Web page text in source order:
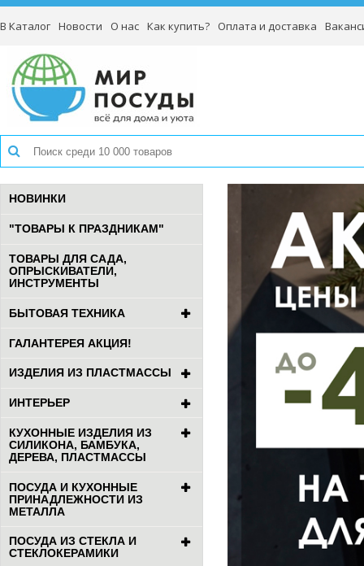
В Каталог Новости О нас Как купить? Оплата и доставка
НОВИНКИ
"ТОВАРЫ К ПРАЗДНИКАМ"
ТОВАРЫ ДЛЯ САДА,
ОПРЫСКИВАТЕЛИ,
ИНСТРУМЕНТЫ
БЫТОВАЯ ТЕХНИКА
ГАЛАНТЕРЕЯ АКЦИЯ!
ИЗДЕЛИЯ ИЗ ПЛАСТМАССЫ
ИНТЕРЬЕР
КУХОННЫЕ ИЗДЕЛИЯ ИЗ
СИЛИКОНА, БАМБУКА,
ДЕРЕВА, ПЛАСТМАССЫ
ПОСУДА И КУХОННЫЕ
ПРИНАДЛЕЖНОСТИ ИЗ
МЕТАЛЛА
ПОСУДА ИЗ СТЕКЛА И
СТЕКЛОКЕРАМИКИ